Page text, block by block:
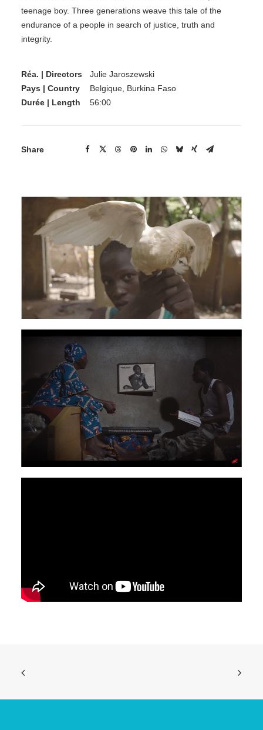
teenage boy. Three generations weave this tale of the
endurance of a people in search of justice, truth and
integrity.
Réa. | Directors
Julie Jaroszewski
Pays | Country
Belgique, Burkina Faso
Durée | Length
56:00
Share